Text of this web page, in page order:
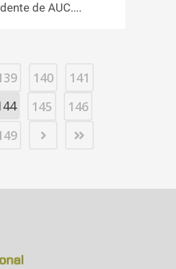
de AUC....
140
141
145
146